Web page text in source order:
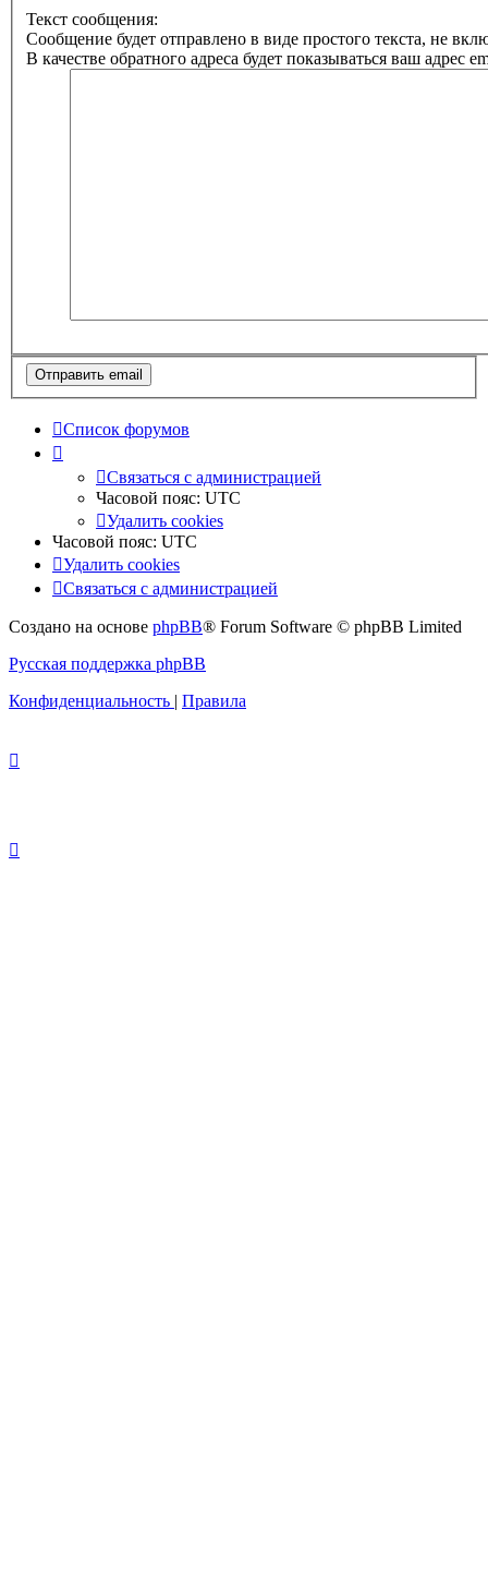
Текст сообщения:
Сообщение будет отправлено в виде простого текста, не
В качестве обратного адреса будет показываться ваш адрес
Список форумов
Связаться с администрацией
Часовой пояс: UTC
Удалить cookies
Часовой пояс: UTC
Удалить cookies
Связаться с администрацией
Создано на основе phpBB® Forum Software © phpBB Limited
Русская поддержка phpBB
Конфиденциальность
Правила